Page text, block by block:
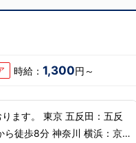
時給：1,300円～
川 横浜：京